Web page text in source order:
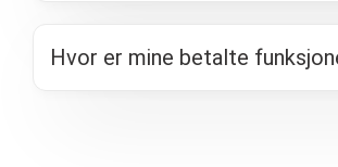
Hvor er mine betalte